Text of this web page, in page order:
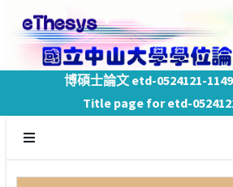
博碩士論文 etd-0524121-
Title page for etd-